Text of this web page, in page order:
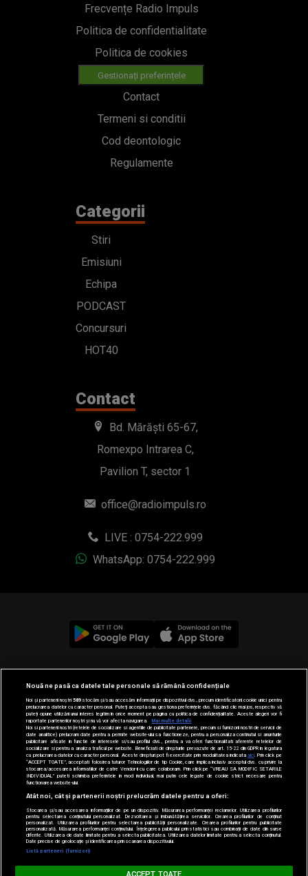
Frecvențe Radio Impuls
Politica de confidentialitate
Politica de cookies
Gestionați preferințele
Contact
Termeni si conditii
Cod deontologic
Regulamente
Categorii
Stiri
Emisiuni
Echipa
PODCAST
Concursuri
HOT40
Contact
Bd. Mărăști 65-67,
Romexpo Intrarea C,
Pavilion T, sector 1
office@radioimpuls.ro
LIVE : 0754-222.999
WhatsApp: 0754-222.999
© 2019-2026 DOGAN MEDIA INTERNATIONAL SA, Toate
drepturile rezervate.
Nouă ne pasă ca datele tale personale să rămână confidențiale
Noi și partenerii noștri589stocăm și/sau accesăm informații pe dispozitivul dvs., precum identificatorii cookie unici pentru
prelucrarea datelor cu caracter personal. Puteți accepta sau gestiona preferințele dvs. făcând clic mai jos, respectiv vă
puteți opune utilizării unui interes legitim în orice moment pe pagina cu politica de confidențialitate. Aceste alegeri vor fi
raportate partenerilor noștri și nu vă vor afecta navigarea.
Mai multe detalii
Noi si partenerii nostri (retelele de socializare si agentiile de publicitate partenere, precum si furnizorii nostri de servicii de
date analitice) prelucram date pentru a permite website-ului sa functioneze, pentru a personaliza continutul si anunturile
publicitare afisate in functie de interesele si/sau profilul dvs., pentru a va oferi functionalitati aferente retelelor de
socializare si pentru a analiza traficul pe website. Beneficiati de drepturile prevazute de art. 15-22 din GDPR in legatura
cu prelucrarea datelor cu caracter personal. Aceste drepturi pot fi exercitate prin modalitatea indicataaici . Prin click pe
“ACCEPT TOATE”, acceptati folosirea tuturor Tehnologiilor de tip Cookie, care implica inclusiv acceptul dvs. cu privire la
stocarea/accesarea informatiilor de catre Vendor-ii cu care colaboram. Prin click pe “VREAU SA MODIFIC SETARILE
INDIVIDUAL” puteti schimba preferintele in mod individual, mai putin cele legate de cookie strict necesare pentru
functionarea website-ului.
Atât noi, cât și partenerii noștri prelucrăm datele pentru a oferi:
Stocarea și/sau accesarea informațiilor de pe un dispozitiv. Măsurarea performanței reclamelor. Utilizarea profilurilor
pentru selectarea conținutului personalizat. Dezvoltarea și îmbunătățirea serviciilor. Crearea profilurilor de conținut
personalizat. Utilizarea profilurilor pentru selectarea publicității personalizate. Crearea profilurilor pentru publicitate
personalizată. Măsurarea performanței conținutului. Înțelegerea publicului prin statistici sau combinații de date din surse
diferite. Utilizarea de date limitate pentru a selecta publicitatea. Utilizarea datelor limitate pentru a selecta conținutul.
Date precise de geolocație și identificarea prin scanarea dispozitivului.
Listă parteneri (furnizori)